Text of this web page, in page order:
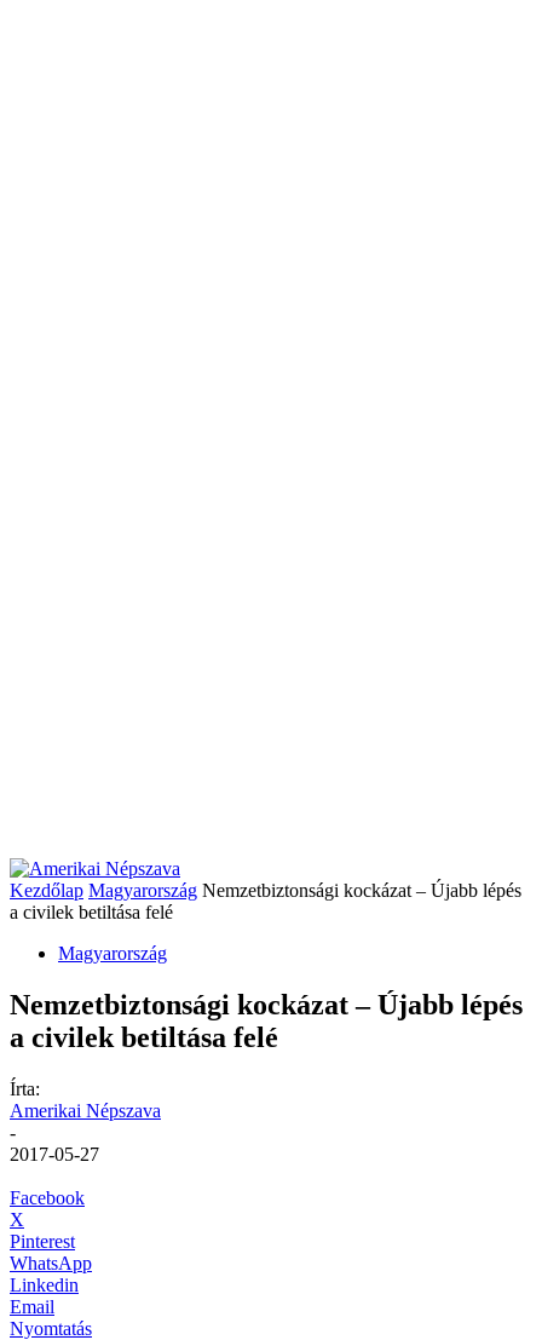
Kezdőlap Magyarország Nemzetbiztonsági kockázat – Újabb lépés
a civilek betiltása felé
Magyarország
Nemzetbiztonsági kockázat – Újabb lépés
a civilek betiltása felé
Írta:
Amerikai Népszava
-
2017-05-27
Facebook
X
Pinterest
WhatsApp
Linkedin
Email
Nyomtatás